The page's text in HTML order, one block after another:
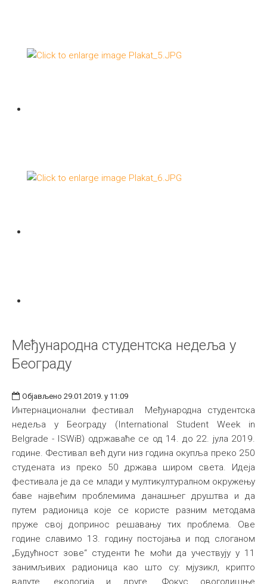
Међународна студентска недеља у
Београду
Објављено 29.01.2019. у 11:09
Интернационални фестивал Међународна студентска
недеља у Београду (International Student Week in
Belgrade - ISWiB) одржаваће се од 14. до 22. јула 2019.
године. Фестивал већ дуги низ година окупља преко 250
студената из преко 50 држава широм света. Идеја
фестивала је да се млади у мултикултуралном окружењу
баве највећим проблемима данашњег друштва и да
путем радионица које се користе разним методама
пруже свој допринос решавању тих проблема. Ове
године славимо 13. годину постојања и под слоганом
„Будућност зове“ студенти ће моћи да учествују у 11
занимљивих радионица као што су: мјузикл, крипто
валуте, екологија и друге. Фокус овогодишње